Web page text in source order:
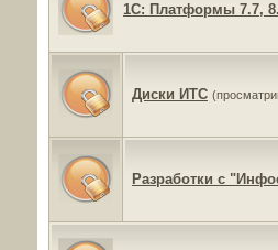
1C: Платформы 7.7,
Диски ИТС
Разработки с